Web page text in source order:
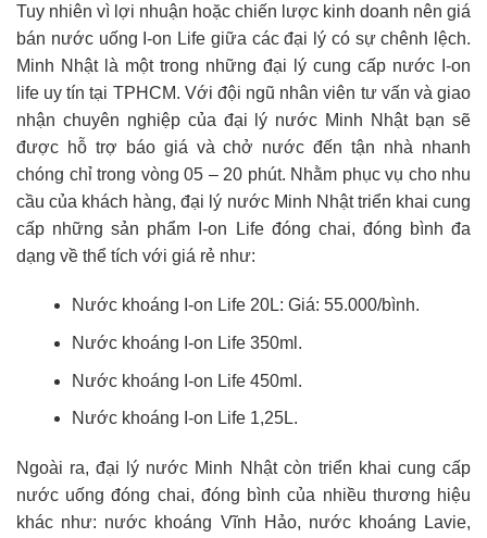
Tuy nhiên vì lợi nhuận hoặc chiến lược kinh doanh nên giá
bán nước uống I-on Life giữa các đại lý có sự chênh lệch.
Minh Nhật là một trong những đại lý cung cấp nước I-on
life uy tín tại TPHCM. Với đội ngũ nhân viên tư vấn và giao
nhận chuyên nghiệp của đại lý nước Minh Nhật bạn sẽ
được hỗ trợ báo giá và chở nước đến tận nhà nhanh
chóng chỉ trong vòng 05 – 20 phút. Nhằm phục vụ cho nhu
cầu của khách hàng, đại lý nước Minh Nhật triển khai cung
cấp những sản phẩm I-on Life đóng chai, đóng bình đa
dạng về thể tích với giá rẻ như:
Nước khoáng I-on Life 20L: Giá: 55.000/bình.
Nước khoáng I-on Life 350ml.
Nước khoáng I-on Life 450ml.
Nước khoáng I-on Life 1,25L.
Ngoài ra, đại lý nước Minh Nhật còn triển khai cung cấp
nước uống đóng chai, đóng bình của nhiều thương hiệu
khác như: nước khoáng Vĩnh Hảo, nước khoáng Lavie,